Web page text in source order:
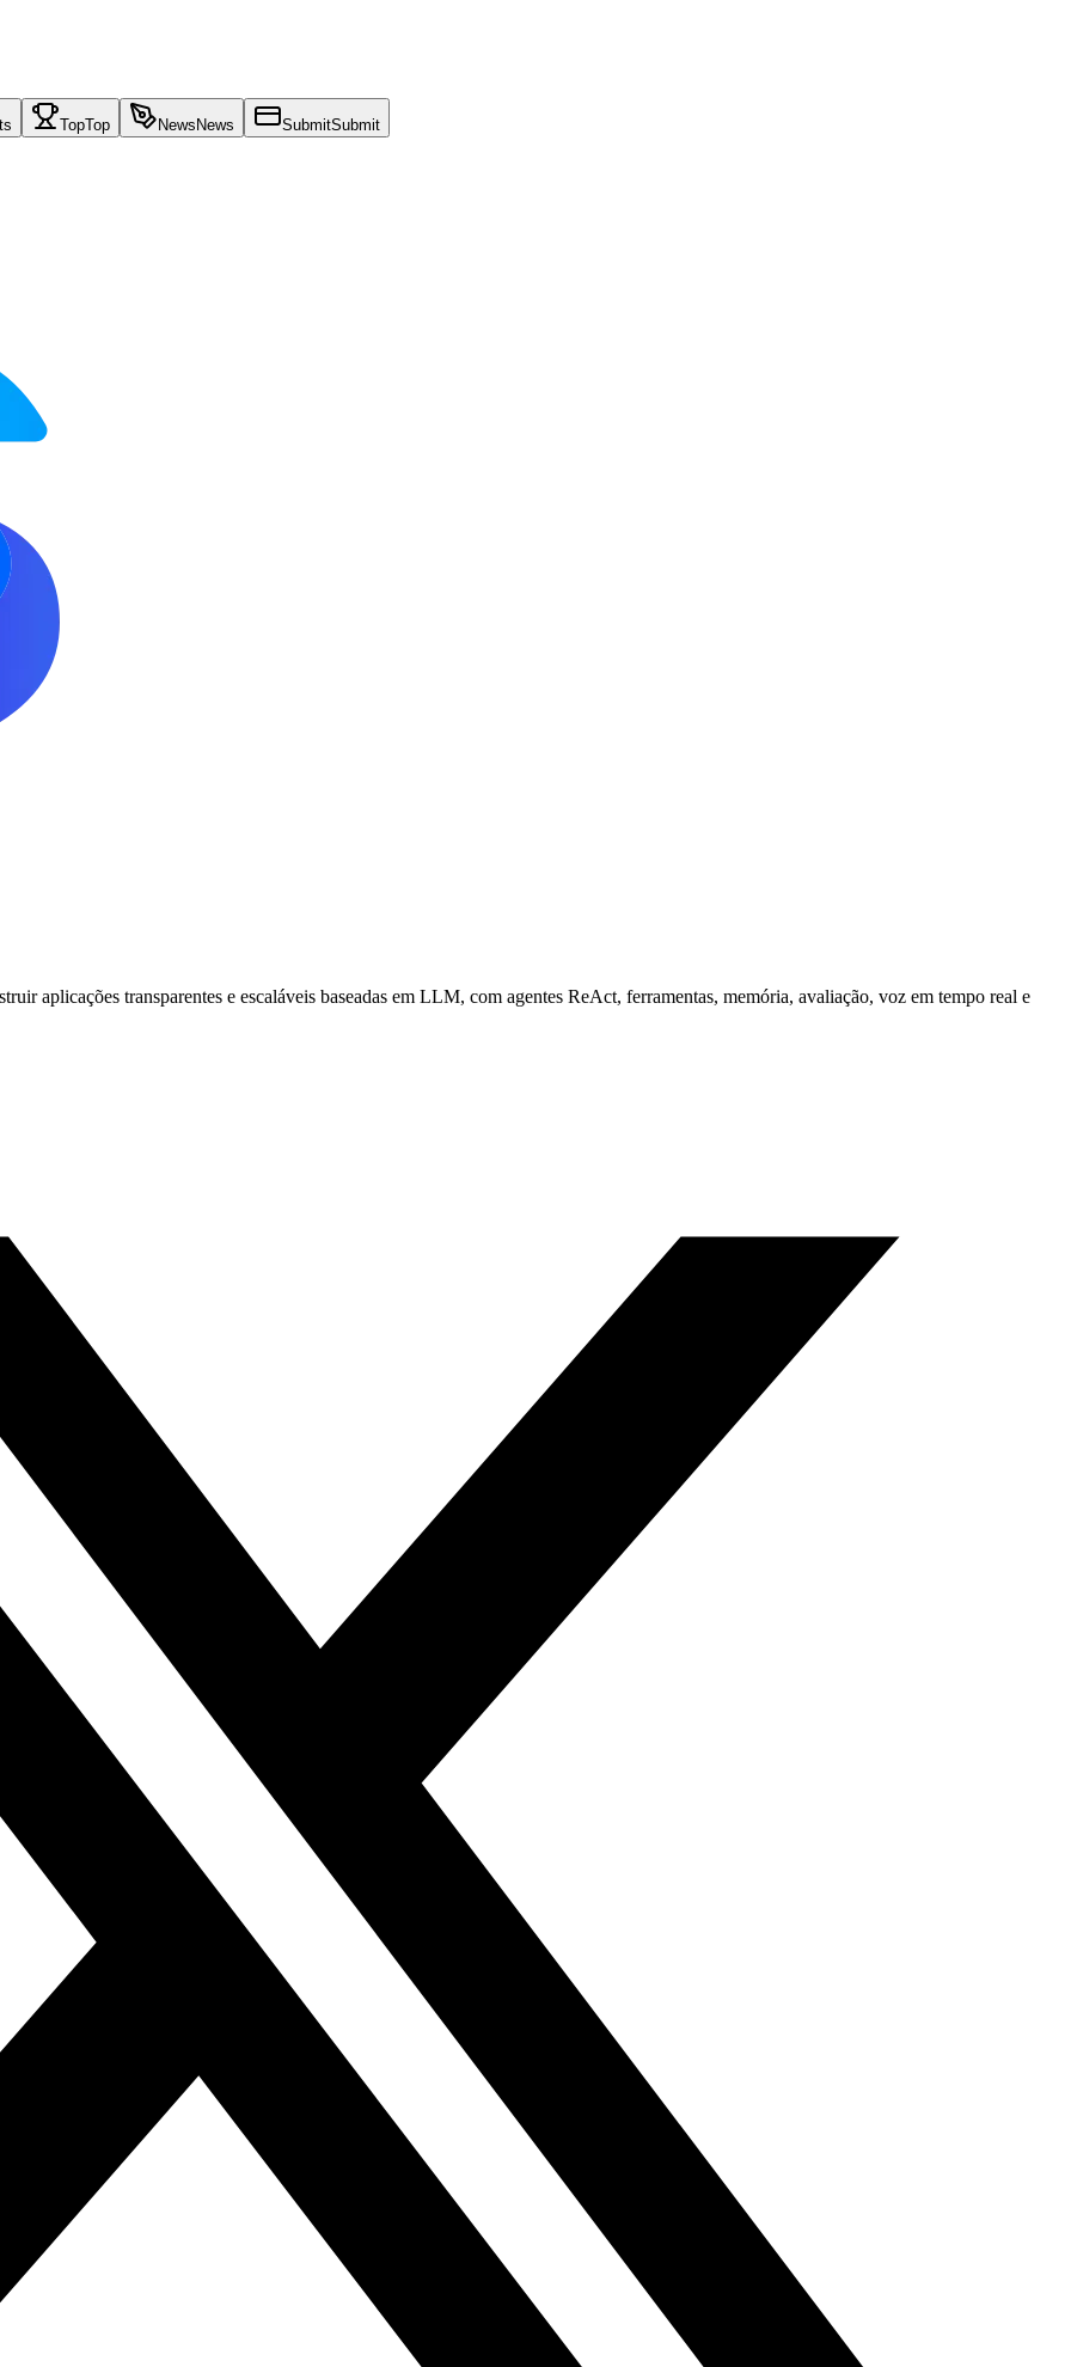
TopTop News News SubmitSubmit
aplicações transparentes e escaláveis baseadas em LLM, com agentes ReAct, ferramentas, memória, avaliação, voz em tempo real e